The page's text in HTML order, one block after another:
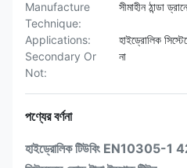
Manufacture
Technique:
সীমাহীন ঠান্ডা
Applications:
হাইড্রোলিক
Secondary Or
Not:
না
পণ্যের বর্ণনা
হাইড্রোলিক টিউবিং